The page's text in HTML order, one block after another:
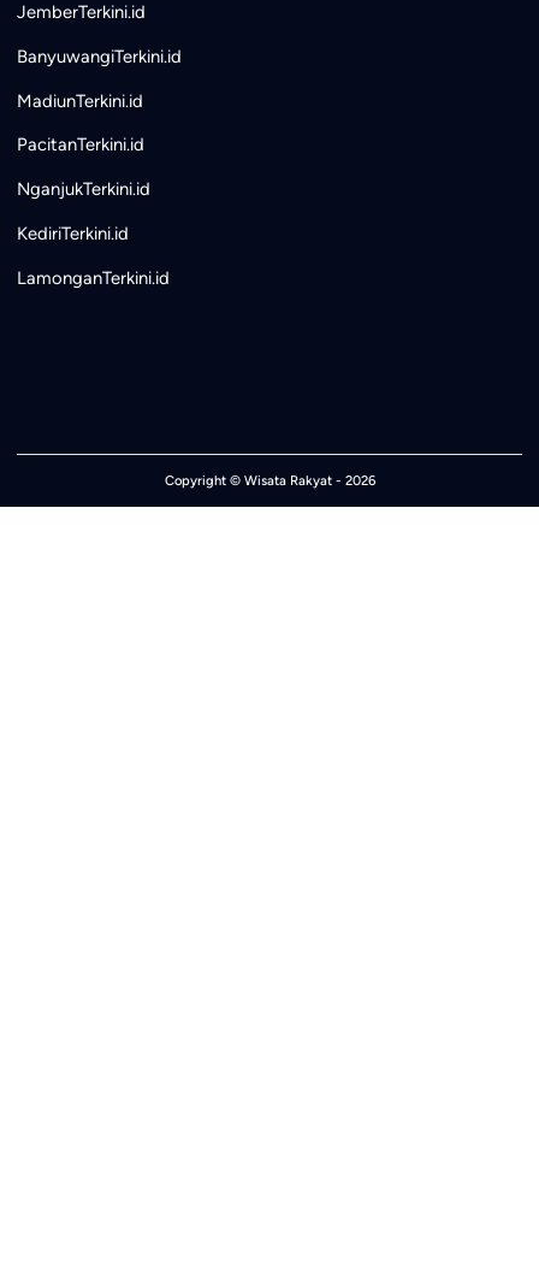
JemberTerkini.id
BanyuwangiTerkini.id
MadiunTerkini.id
PacitanTerkini.id
NganjukTerkini.id
KediriTerkini.id
LamonganTerkini.id
Copyright © Wisata Rakyat- 2026